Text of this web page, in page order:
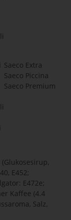
Saeco Extra
Saeco Piccina
Saeco Premium
E452;
E472e;
Kaffee (4.4
Salz,